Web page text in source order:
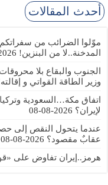
أحدث المقالات
موّلوا الضرائب من
المدخنة..لا من البنزين! 08-09
الجنوب والبقاع بلا
وزير الطاقة القواتي و
اتفاق مكة…السعودية
لإيران؟ 2026-08-08
عندما يتحول النقص إلى
عقابٌ مقصود؟ 2026-08-08
هرمز..إيران تفاوض على